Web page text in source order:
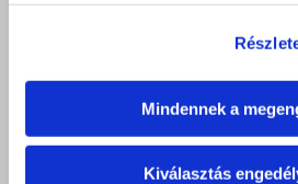
Mindennek a
Kiválasztás
4400 Nyíregyháza, Móricz
iroda.nyiregyhaza@felveteliiroda.hu
+36 42 506 972
Nyitva: hétfő - csütörtök 8:00 -